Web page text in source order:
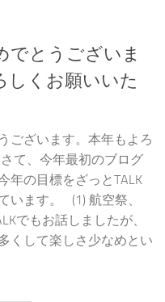
でとうございま
しくお願いいた
ございます。本年もよろ
て、今年最初のブログ
年の目標をざっとTALK
います。 (1) 航空祭、
でもお話しましたが、
くして楽しさ少なめとい